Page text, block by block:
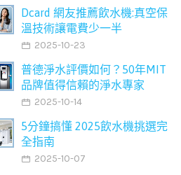
Dcard 網友推薦飲水機:真空保
溫技術讓電費少一半
2025-10-23
普德淨水評價如何？50年MIT
品牌值得信賴的淨水專家
2025-10-14
5分鐘搞懂 2025飲水機挑選完
全指南
2025-10-07